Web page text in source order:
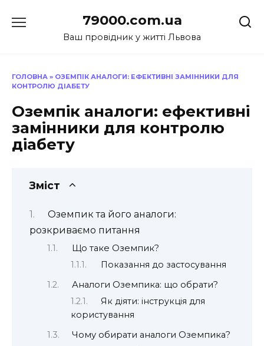
до
79000.com.ua
Ваш провідник у житті Львова
ГОЛОВНА » ОЗЕМПІК АНАЛОГИ: ЕФЕКТИВНІ ЗАМІННИКИ ДЛЯ
КОНТРОЛЮ ДІАБЕТУ
Оземпік аналоги: ефективні
замінники для контролю
діабету
Зміст
Оземпик та його аналоги:
розкриваємо питання
Що таке Оземпик?
Показання до застосування
Аналоги Оземпика: що обрати?
Як діяти: інструкція для
користування
Чому обирати аналоги Оземпика?